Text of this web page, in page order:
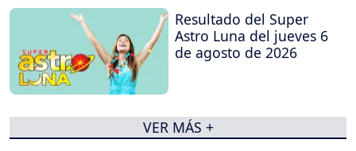
Resultado del Super
Astro Luna del jueves 6
de agosto de 2026
VER MÁS +